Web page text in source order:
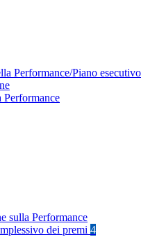
Performance/Piano esecutivo
Performance
sulla Performance
dei premi 4